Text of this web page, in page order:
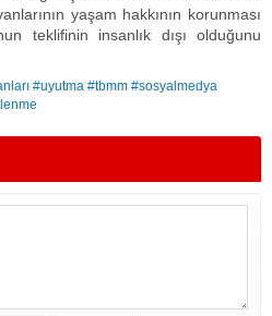
yaşam hakkının korunması
teklifinin insanlık dışı olduğunu
#uyutma #tbmm #sosyalmedya